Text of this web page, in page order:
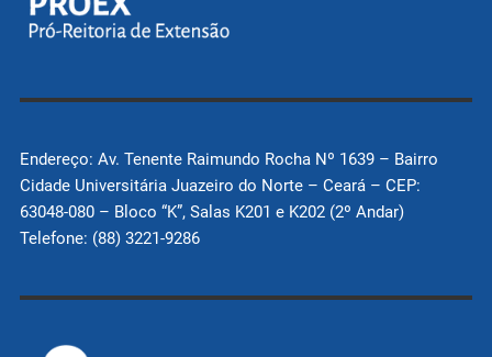
Endereço: Av. Tenente Raimundo Rocha Nº 1639 – Bairro
Cidade Universitária Juazeiro do Norte – Ceará – CEP:
63048-080 – Bloco “K”, Salas K201 e K202 (2º Andar)
Telefone: (88) 3221-9286